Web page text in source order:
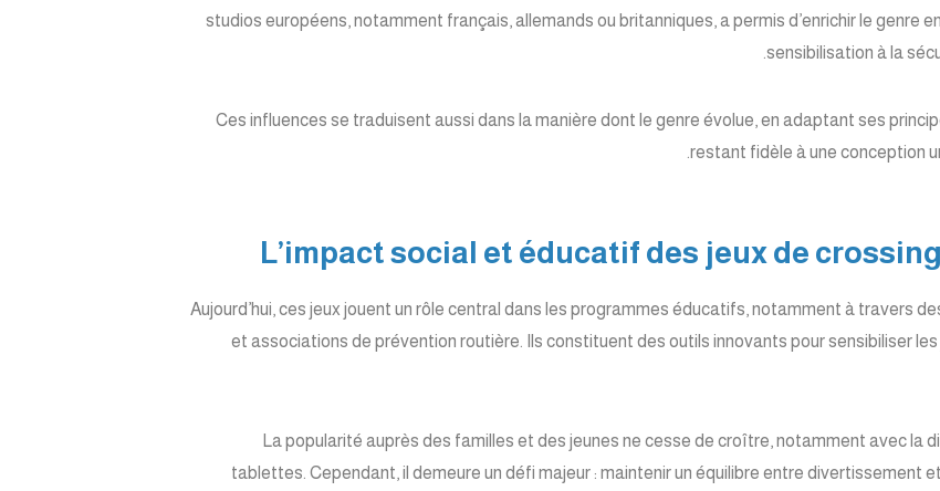
studios européens, notamment français, allemands ou britanniques, a permis d’enrichir le genre
sensibilisation à la
Ces influences se traduisent aussi dans la manière dont le genre évolue, en adaptant ses
restant fidèle à une conception
Aujourd’hui, ces jeux jouent un rôle central dans les programmes éducatifs, notamment à travers
et associations de prévention routière. Ils constituent des outils innovants pour sensibiliser
La popularité auprès des familles et des jeunes ne cesse de croître, notamment avec la
tablettes. Cependant, il demeure un défi majeur : maintenir un équilibre entre divertissement